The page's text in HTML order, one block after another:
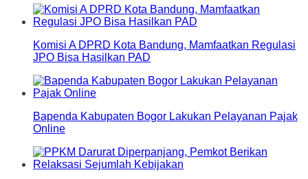
Komisi A DPRD Kota Bandung, Mamfaatkan Regulasi
JPO Bisa Hasilkan PAD
Bapenda Kabupaten Bogor Lakukan Pelayanan Pajak
Online